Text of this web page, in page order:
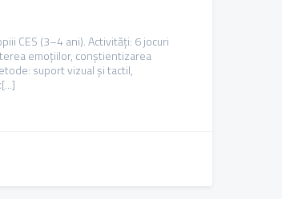
CES (3–4 ani). Activități: 6 jocuri
emoțiilor, conștientizarea
suport vizual și tactil,